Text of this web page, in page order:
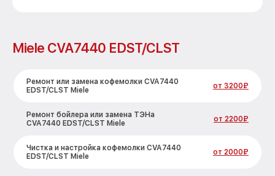
Miele CVA7440 EDST/CLST
Ремонт или замена кофемолки CVA7440
EDST/CLST Miele
от 3200₽
Ремонт бойлера или замена ТЭНа
CVA7440 EDST/CLST Miele
от 2200₽
Чистка и настройка кофемолки CVA7440
EDST/CLST Miele
от 2000₽